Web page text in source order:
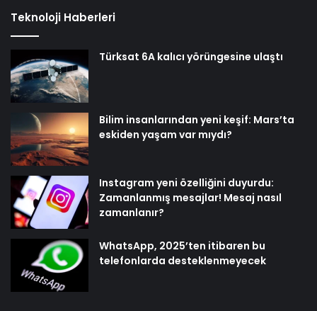
Teknoloji Haberleri
Türksat 6A kalıcı yörüngesine ulaştı
Bilim insanlarından yeni keşif: Mars’ta
eskiden yaşam var mıydı?
Instagram yeni özelliğini duyurdu:
Zamanlanmış mesajlar! Mesaj nasıl
zamanlanır?
WhatsApp, 2025’ten itibaren bu
telefonlarda desteklenmeyecek